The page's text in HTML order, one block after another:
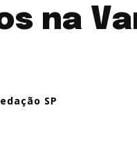
na
SP